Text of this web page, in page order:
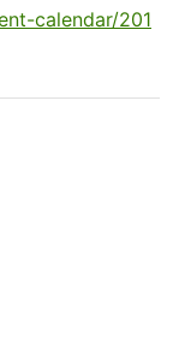
calendar/201